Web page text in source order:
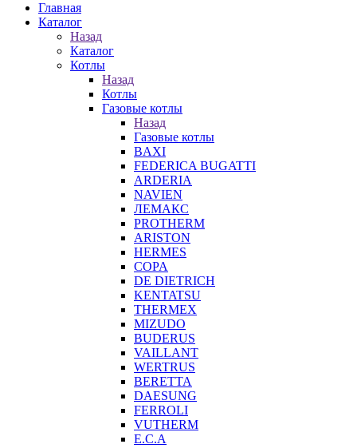
Главная
Каталог
Назад
Каталог
Котлы
Назад
Котлы
Газовые котлы
Назад
Газовые котлы
BAXI
FEDERICA BUGATTI
ARDERIA
NAVIEN
ЛЕМАКС
PROTHERM
ARISTON
HERMES
COPA
DE DIETRICH
KENTATSU
THERMEX
MIZUDO
BUDERUS
VAILLANT
WERTRUS
BERETTA
DAESUNG
FERROLI
VUTHERM
E.C.A